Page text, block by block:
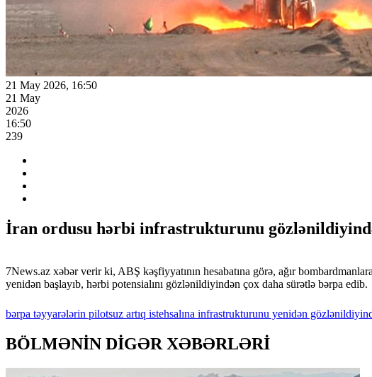
21 May 2026, 16:50
21 May
2026
16:50
239
İran ordusu hərbi infrastrukturunu
7News.az xəbər verir ki, ABŞ kəşfiyyatının hesabatına görə, ağır
yenidən başlayıb, hərbi potensialını gözlənildiyindən çox daha sürətlə bərpa edib.
bərpa təyyarələrin pilotsuz artıq istehsalına infrastrukturunu yenidən
BÖLMƏNİN DİGƏR XƏBƏRLƏRİ